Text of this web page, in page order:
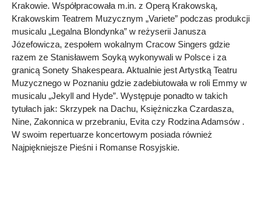
Krakowie. Współpracowała m.in. z Operą Krakowską,
Krakowskim Teatrem Muzycznym „Variete” podczas produkcji
musicalu „Legalna Blondynka” w reżyserii Janusza
Józefowicza, zespołem wokalnym Cracow Singers gdzie
razem ze Stanisławem Soyką wykonywali w Polsce i za
granicą Sonety Shakespeara. Aktualnie jest Artystką Teatru
Muzycznego w Poznaniu gdzie zadebiutowała w roli Emmy w
musicalu „Jekyll and Hyde”. Występuje ponadto w takich
tytułach jak: Skrzypek na Dachu, Księżniczka Czardasza,
Nine, Zakonnica w przebraniu, Evita czy Rodzina Adamsów .
W swoim repertuarze koncertowym posiada również
Najpiękniejsze Pieśni i Romanse Rosyjskie.